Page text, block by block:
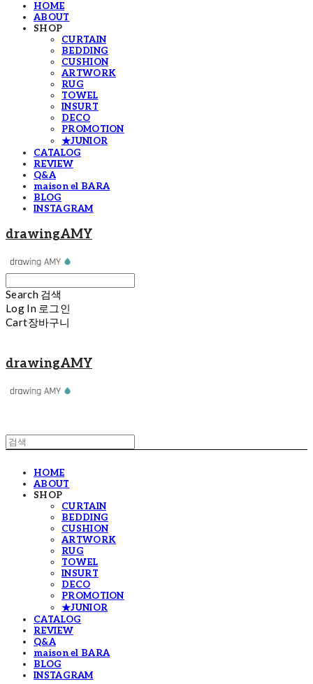
HOME
ABOUT
SHOP
CURTAIN
BEDDING
CUSHION
ARTWORK
RUG
TOWEL
INSURT
DECO
PROMOTION
★JUNIOR
CATALOG
REVIEW
Q&A
maison el BARA
BLOG
INSTAGRAM
drawingAMY
Search 검색
Log In 로그인
Cart장바구니
drawingAMY
HOME
ABOUT
SHOP
CURTAIN
BEDDING
CUSHION
ARTWORK
RUG
TOWEL
INSURT
DECO
PROMOTION
★JUNIOR
CATALOG
REVIEW
Q&A
maison el BARA
BLOG
INSTAGRAM